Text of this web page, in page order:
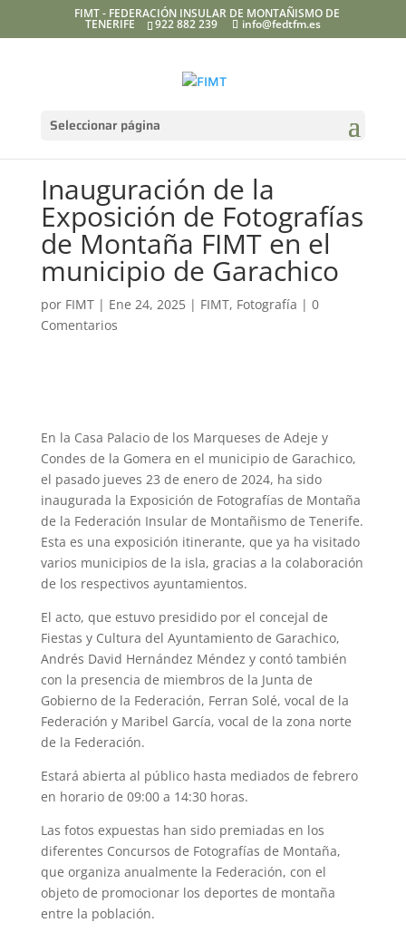
FIMT - FEDERACIÓN INSULAR DE MONTAÑISMO DE
TENERIFE 922 882 239 info@fedtfm.es
Seleccionar página
Inauguración de la
Exposición de Fotografías
de Montaña FIMT en el
municipio de Garachico
por FIMT| Ene 24, 2025| FIMT, Fotografía | 0
Comentarios
En la Casa Palacio de los Marqueses de Adeje y
Condes de la Gomera en el municipio de Garachico,
el pasado jueves 23 de enero de 2024, ha sido
inaugurada la Exposición de Fotografías de Montaña
de la Federación Insular de Montañismo de Tenerife.
Esta es una exposición itinerante, que ya ha visitado
varios municipios de la isla, gracias a la colaboración
de los respectivos ayuntamientos.
El acto, que estuvo presidido por el concejal de
Fiestas y Cultura del Ayuntamiento de Garachico,
Andrés David Hernández Méndez y contó también
con la presencia de miembros de la Junta de
Gobierno de la Federación, Ferran Solé, vocal de la
Federación y Maribel García, vocal de la zona norte
de la Federación.
Estará abierta al público hasta mediados de febrero
en horario de 09:00 a 14:30 horas.
Las fotos expuestas han sido premiadas en los
diferentes Concursos de Fotografías de Montaña,
que organiza anualmente la Federación, con el
objeto de promocionar los deportes de montaña
entre la población.